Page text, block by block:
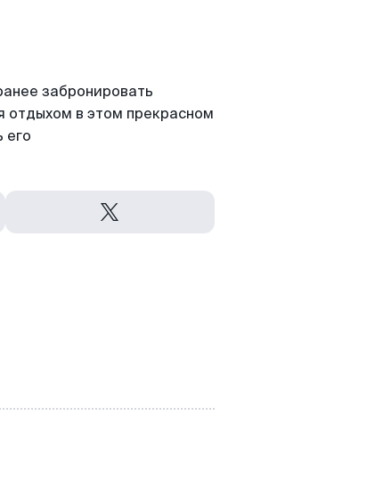
забронировать
отдыхом в этом прекрасном
его